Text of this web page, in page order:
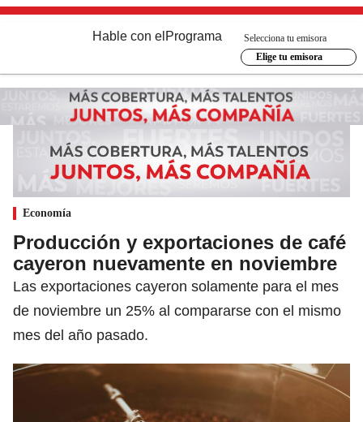
Hable con el Programa
Selecciona tu emisora
Elige tu emisora
Economía
Producción y exportaciones de café
cayeron nuevamente en noviembre
Las exportaciones cayeron solamente para el mes
de noviembre un 25% al compararse con el mismo
mes del año pasado.